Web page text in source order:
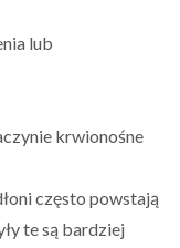
lub
krwionośne
często powstają
te są bardziej